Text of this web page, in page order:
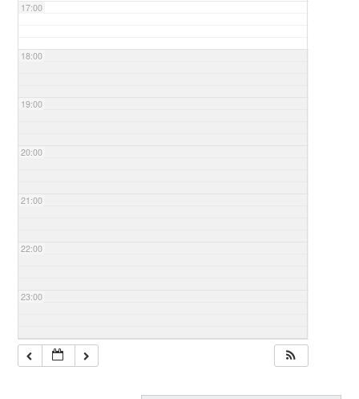
17:00
18:00
19:00
20:00
21:00
22:00
23:00